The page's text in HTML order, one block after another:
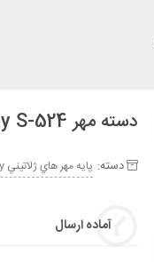
دسته مهر shiny S-524
دسته: پايه مهر هاي ژلاتيني Shiny
آماده ارسال